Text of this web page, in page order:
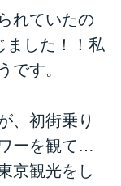
れていたの
ました！！私
です。
、初街乗り
ーを観て…
京観光をし